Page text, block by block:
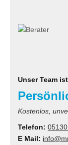
Unser Team
Kostenlos,
Telefon:
E Mail: